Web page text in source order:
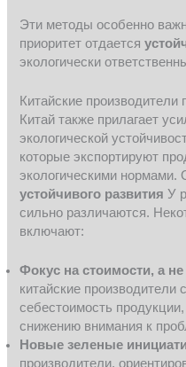
Эти методы особенно
приоритет отдается
экологически
Китайские производители
Китай также прилагает
экологической
которые экспортируют
экологическими нормами.
устойчивого развития У
сильно различаются.
включают:
Фокус на стоимости, а
китайские производители
себестоимость
снижению внимания к
Новые зеленые
производители,